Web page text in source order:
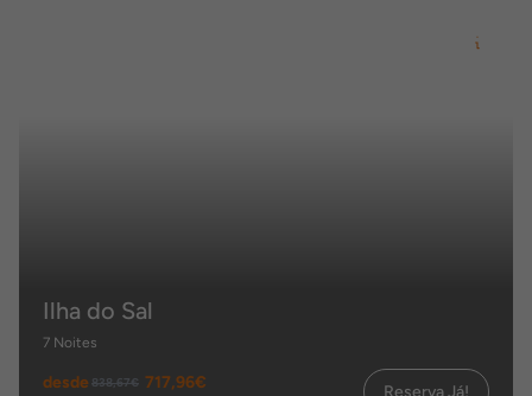
Ilha do Sal
7 Noites
desde 838,67€ 717,96€ Reserva Já!